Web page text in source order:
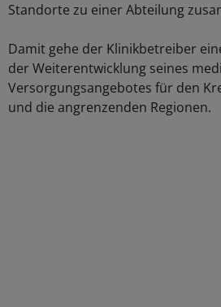
Standorte zu einer Abteilung
Damit gehe der Klinikbetreiber
der Weiterentwicklung seines
Versorgungsangebotes für den
und die angrenzenden Regionen.